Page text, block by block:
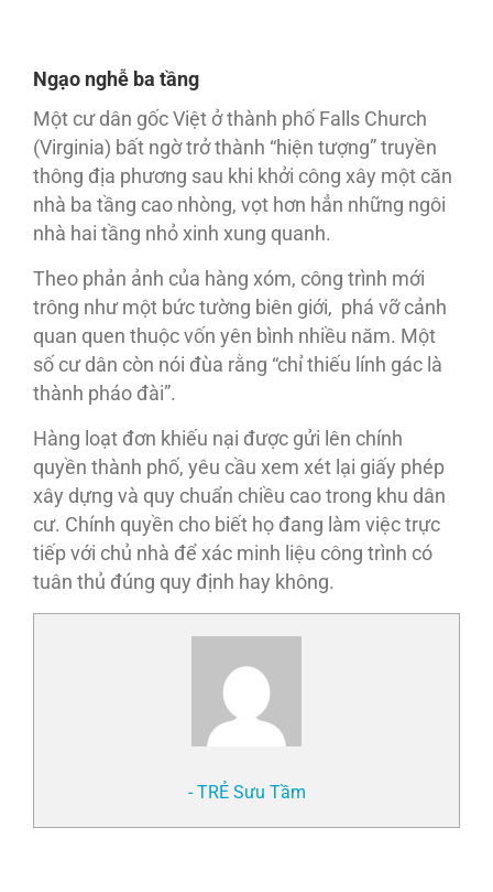
Ngạo nghễ ba tầng
Một cư dân gốc Việt ở thành phố Falls Church
(Virginia) bất ngờ trở thành “hiện tượng” truyền
thông địa phương sau khi khởi công xây một căn
nhà ba tầng cao nhòng, vọt hơn hẳn những ngôi
nhà hai tầng nhỏ xinh xung quanh.
Theo phản ảnh của hàng xóm, công trình mới
trông như một bức tường biên giới, phá vỡ cảnh
quan quen thuộc vốn yên bình nhiều năm. Một
số cư dân còn nói đùa rằng “chỉ thiếu lính gác là
thành pháo đài”.
Hàng loạt đơn khiếu nại được gửi lên chính
quyền thành phố, yêu cầu xem xét lại giấy phép
xây dựng và quy chuẩn chiều cao trong khu dân
cư. Chính quyền cho biết họ đang làm việc trực
tiếp với chủ nhà để xác minh liệu công trình có
tuân thủ đúng quy định hay không.
- TRẺ Sưu Tầm